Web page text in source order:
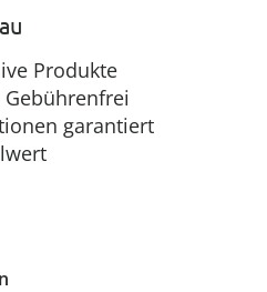
Produkte
garantiert